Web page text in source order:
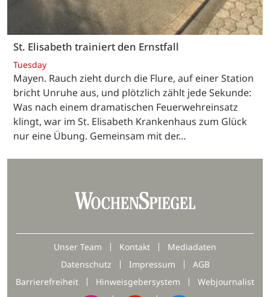
St. Elisabeth trainiert den Ernstfall
Tuesday
Mayen. Rauch zieht durch die Flure, auf einer Station
bricht Unruhe aus, und plötzlich zählt jede Sekunde:
Was nach einem dramatischen Feuerwehreinsatz
klingt, war im St. Elisabeth Krankenhaus zum Glück
nur eine Übung. Gemeinsam mit der…
Unser Team Kontakt
Mediadaten
Datenschutz
Impressum
AGB
Barrierefreiheit
Hinweisgebersystem Webjournalist